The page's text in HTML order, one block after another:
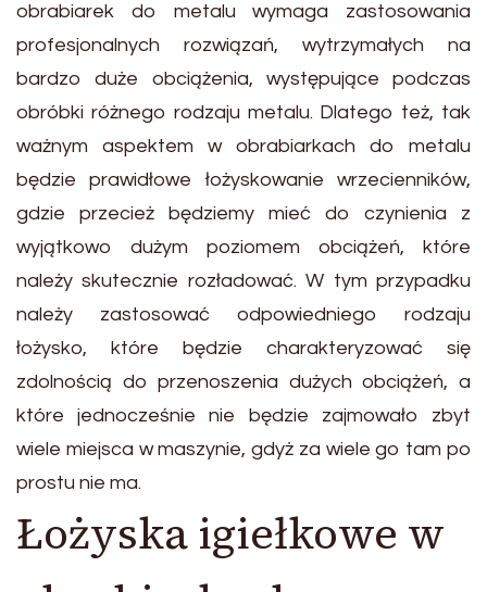
obrabiarek do metalu wymaga zastosowania
profesjonalnych rozwiązań, wytrzymałych na
bardzo duże obciążenia, występujące podczas
obróbki różnego rodzaju metalu. Dlatego też, tak
ważnym aspektem w obrabiarkach do metalu
będzie prawidłowe łożyskowanie wrzecienników,
gdzie przecież będziemy mieć do czynienia z
wyjątkowo dużym poziomem obciążeń, które
należy skutecznie rozładować. W tym przypadku
należy zastosować odpowiedniego rodzaju
łożysko, które będzie charakteryzować się
zdolnością do przenoszenia dużych obciążeń, a
które jednocześnie nie będzie zajmowało zbyt
wiele miejsca w maszynie, gdyż za wiele go tam po
prostu nie ma.
Łożyska igiełkowe w